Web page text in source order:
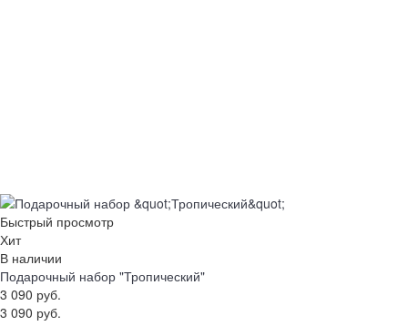
Быстрый просмотр
Хит
В наличии
Подарочный набор "Тропический"
3 090 руб.
3 090 руб.